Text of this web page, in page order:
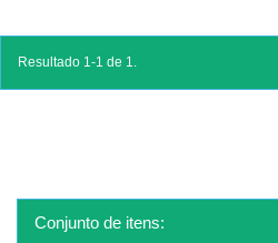
Resultado 1-1 de 1.
Conjunto de itens: